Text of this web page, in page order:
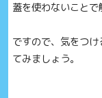
蓋を使わないことで
ですので、気をつけ
てみましょう。